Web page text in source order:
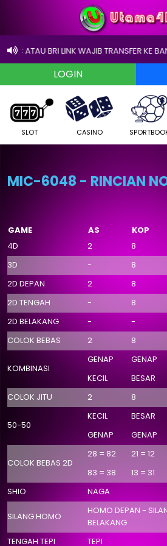
ATAU BRI LINK WAJIB TRANSFER KE
SLOT CASINO
MIC-6048 - RINCIAN
GAME AS KOP
4D
2 8
3D
- 8
2D DEPAN
2 8
2D TENGAH
- 8
2D BELAKANG
- -
COLOK BEBAS
2 8
KOMBINASI
GENAP GENAP
KECIL
BESAR
COLOK JITU
2 8
50-50
KECIL BESAR
GENAP
GENAP
COLOK BEBAS 2D
28 = 82 21 = 12
83 = 38
13 = 31
SHIO
NAGA
SILANG HOMO
HOMO DEPAN -
BELAKANG
TENGAH TEPI
TEPI